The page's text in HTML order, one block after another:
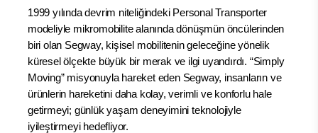
1999 yılında devrim niteliğindeki Personal Transporter
modeliyle mikromobilite alanında dönüşmün öncülerinden
biri olan Segway, kişisel mobilitenin geleceğine yönelik
küresel ölçekte büyük bir merak ve ilgi uyandırdı. “Simply
Moving” misyonuyla hareket eden Segway, insanların ve
ürünlerin hareketini daha kolay, verimli ve konforlu hale
getirmeyi; günlük yaşam deneyimini teknolojiyle
iyileştirmeyi hedefliyor.